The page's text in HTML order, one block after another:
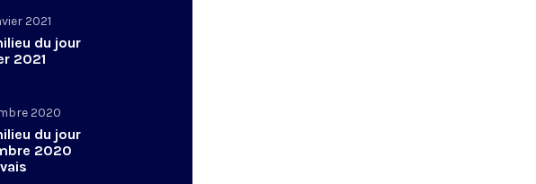
2021
du jour
2021
2020
du jour
2020